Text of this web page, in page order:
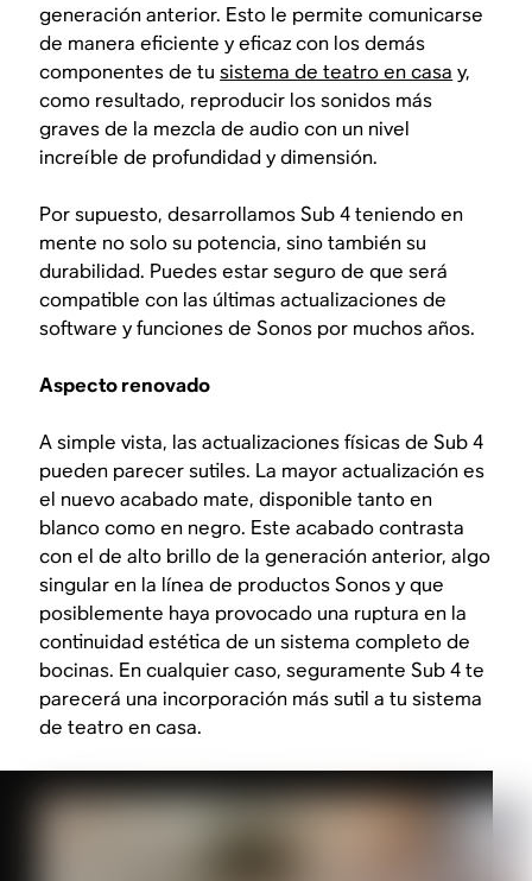
generación anterior. Esto le permite comunicarse
de manera eficiente y eficaz con los demás
componentes de tusistema de teatro en casa y,
como resultado, reproducir los sonidos más
graves de la mezcla de audio con un nivel
increíble de profundidad y dimensión.
Por supuesto, desarrollamos Sub 4 teniendo en
mente no solo su potencia, sino también su
durabilidad. Puedes estar seguro de que será
compatible con las últimas actualizaciones de
software y funciones de Sonos por muchos años.
Aspecto renovado
A simple vista, las actualizaciones físicas de Sub 4
pueden parecer sutiles. La mayor actualización es
el nuevo acabado mate, disponible tanto en
blanco como en negro. Este acabado contrasta
con el de alto brillo de la generación anterior, algo
singular en la línea de productos Sonos y que
posiblemente haya provocado una ruptura en la
continuidad estética de un sistema completo de
bocinas. En cualquier caso, seguramente Sub 4 te
parecerá una incorporación más sutil a tu sistema
de teatro en casa.